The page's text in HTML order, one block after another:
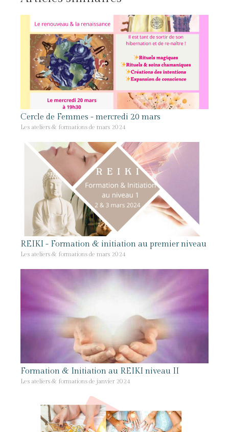
Cercle de Femmes - mercredi 20 mars
Les ateliers & formations de mars 2024
REIKI - Formation & initiation au premier niveau
Les ateliers & formations de mars 2024
Formation & Initiation au REIKI niveau II
Les ateliers & formations de janvier 2024